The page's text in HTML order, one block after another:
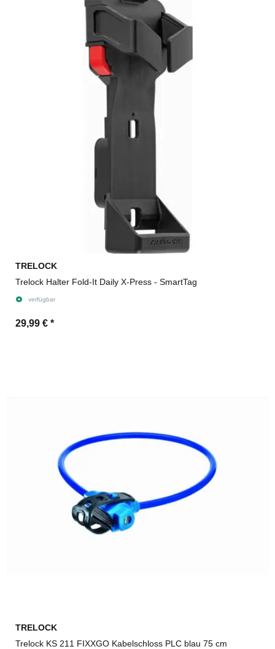
TRELOCK
Trelock Halter Fold-It Daily X-Press - SmartTag
verfügbar
29,99 € *
TRELOCK
Trelock KS 211 FIXXGO Kabelschloss PLC blau 75 cm